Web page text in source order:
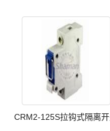
CRM2-125S拉钩式隔离